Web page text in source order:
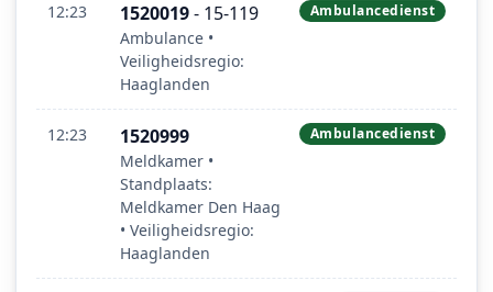
12:23 1520019- 15-119
Ambulance •
Veiligheidsregio:
Haaglanden
Ambulancedienst
12:23 1520999
Meldkamer •
Standplaats:
Meldkamer Den Haag
• Veiligheidsregio:
Haaglanden
Ambulancedienst